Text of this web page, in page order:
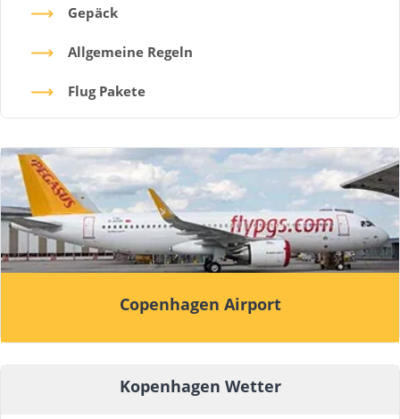
Gepäck
Allgemeine Regeln
Flug Pakete
Copenhagen Airport
Kopenhagen Wetter